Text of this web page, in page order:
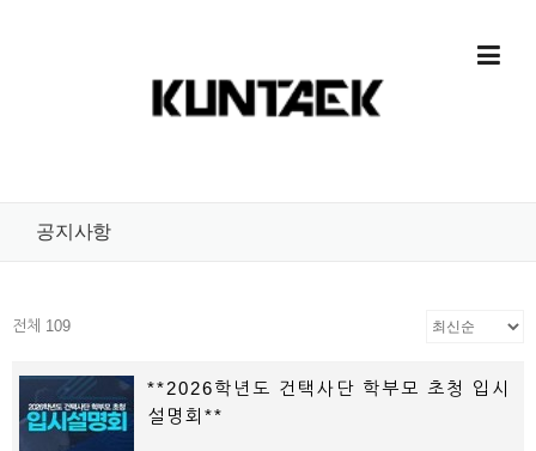
공지사항
전체 109
**2026학년도 건택사단 학부모 초청 입시
설명회**